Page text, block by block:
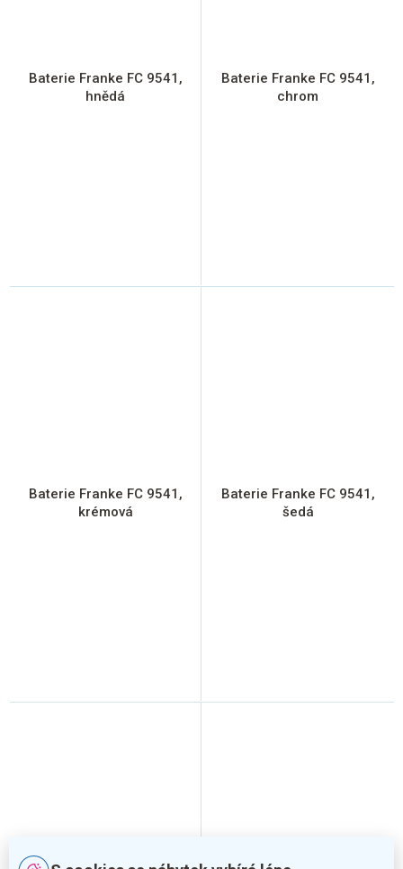
Baterie Franke FC 9541,
hnědá
Baterie Franke FC 9541,
chrom
Baterie Franke FC 9541,
krémová
Baterie Franke FC 9541,
šedá